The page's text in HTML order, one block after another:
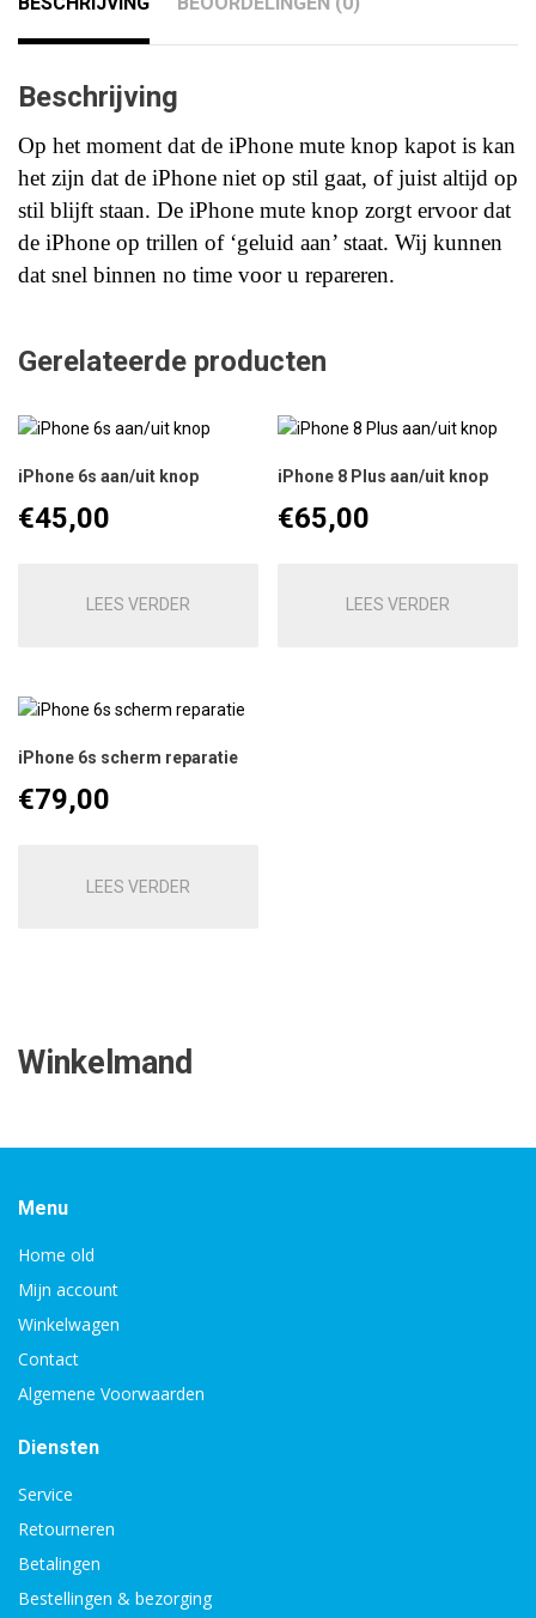
Beschrijving
Op het moment dat de iPhone mute knop kapot is kan
het zijn dat de iPhone niet op stil gaat, of juist altijd op
stil blijft staan. De iPhone mute knop zorgt ervoor dat
de iPhone op trillen of ‘geluid aan’ staat. Wij kunnen
dat snel binnen no time voor u repareren.
Gerelateerde producten
iPhone 6s aan/uit knop
€45,00
LEES VERDER
iPhone 8 Plus aan/uit knop
€65,00
LEES VERDER
iPhone 6s scherm reparatie
€79,00
LEES VERDER
Winkelmand
Menu
Home old
Mijn account
Winkelwagen
Contact
Algemene Voorwaarden
Diensten
Service
Retourneren
Betalingen
Bestellingen & bezorging